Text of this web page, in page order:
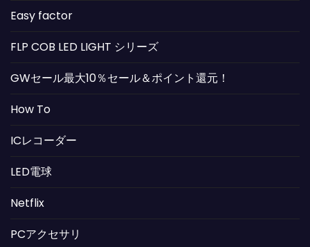
Easy factor
FLP COB LED LIGHT シリーズ
GWセール最大10％セール＆ポイント還元！
How To
ICレコーダー
LED電球
Netflix
PCアクセサリ